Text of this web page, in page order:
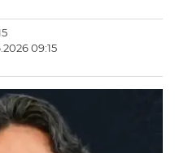
09:15